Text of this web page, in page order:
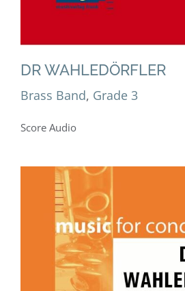
DR WAHLEDÖRFLER
Brass Band, Grade 3
Score Audio